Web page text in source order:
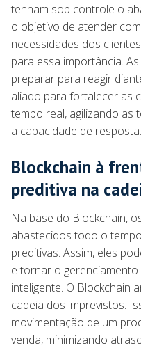
tenham sob controle o
o objetivo de atender
necessidades dos
para essa importância.
preparar para reagir
aliado para fortalecer as
tempo real, agilizando as
a capacidade de resposta.
Blockchain à
preditiva na
Na base do Blockchain,
abastecidos todo o
preditivas. Assim, eles
e tornar o
inteligente. O Blockchain
cadeia dos imprevistos.
movimentação de um
venda, minimizando